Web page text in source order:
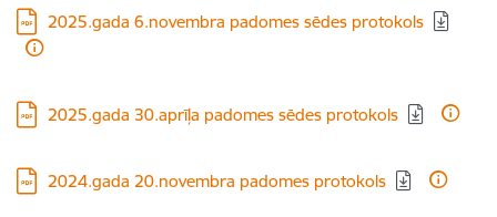
Lejupielādēt:
2025.gada 6.novembra padomes sēdes protokols
Lejupielādēt:
2025.gada 30.aprīļa padomes sēdes protokols
Lejupielādēt:
2024.gada 20.novembra padomes protokols